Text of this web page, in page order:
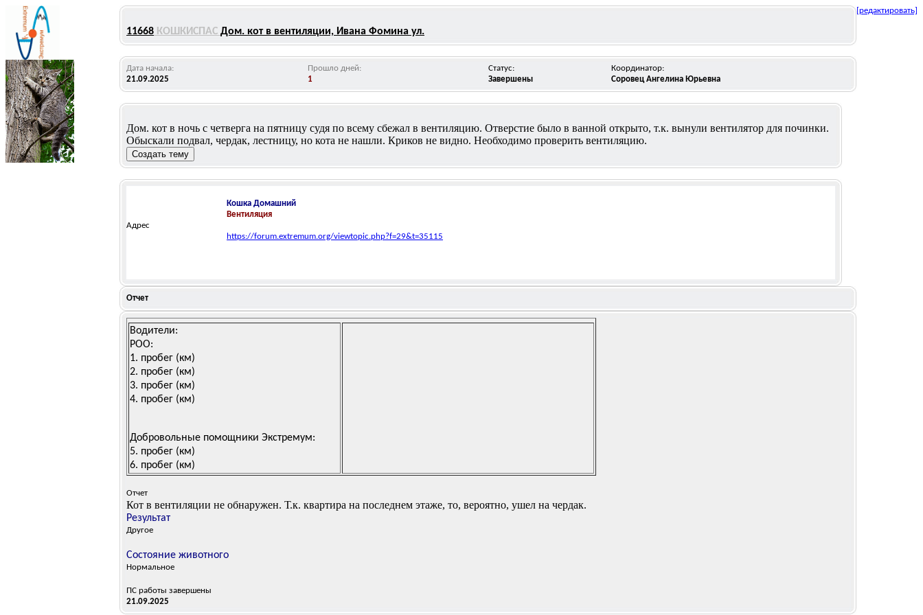
11668 КОШКИСПАС Дом. кот в вентиляции, Ивана Фомина ул.
[редактировать]
Дата начала:
21.09.2025
Прошло дней:
1
Статус:
Завершены
Координатор:
Соровец Ангелина Юрьевна
Дом. кот в ночь с четверга на пятницу судя по всему сбежал в вентиляцию. Отверстие было в ванной открыто, т.к. вынули вентилятор для починки.
Обыскали подвал, чердак, лестницу, но кота не нашли. Криков не видно. Необходимо проверить вентиляцию.
Кошка Домашний
Вентиляция
Адрес
https://forum.extremum.org/viewtopic.php?f=29&t=35115
Отчет
Водители:
РОО:
1. пробег (км)
2. пробег (км)
3. пробег (км)
4. пробег (км)
Добровольные помощники Экстремум:
5. пробег (км)
6. пробег (км)
Отчет
Кот в вентиляции не обнаружен. Т.к. квартира на последнем этаже, то, вероятно, ушел на чердак.
Результат
Другое
Состояние животного
Нормальное
ПС работы завершены
21.09.2025